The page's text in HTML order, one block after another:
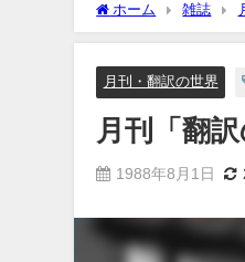
ホーム 雑誌
月刊・翻訳の世界
月刊「翻
1988年8月1日